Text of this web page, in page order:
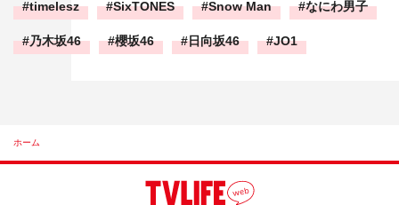
timelesz SixTONES Snow Man なにわ男子
乃木坂46 櫻坂46 日向坂46 JO1
ホーム